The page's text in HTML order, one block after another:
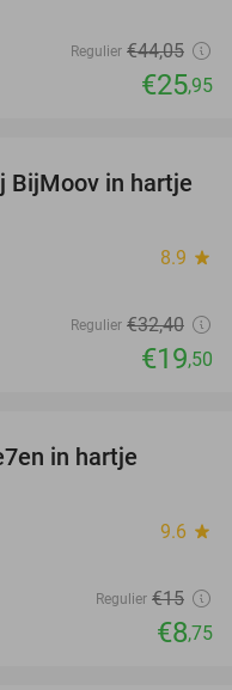
Regulier €44,05
€25,95
40%
BijMoov in hartje
8.9 star
Regulier €32,40
€19,50
in hartje
9.6 star
Regulier €15
€8,75